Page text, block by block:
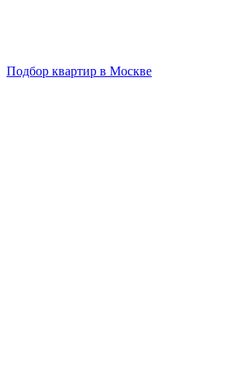
Подбор квартир в Москве